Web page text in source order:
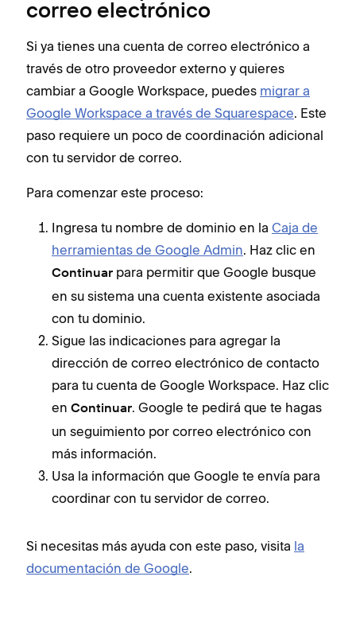
correo electrónico
Si ya tienes una cuenta de correo electrónico a
través de otro proveedor externo y quieres
cambiar a Google Workspace, puedes migrar a
Google Workspace a través de Squarespace. Este
paso requiere un poco de coordinación adicional
con tu servidor de correo.
Para comenzar este proceso:
Ingresa tu nombre de dominio en la Caja de
herramientas de Google Admin. Haz clic en
Continuar para permitir que Google busque
en su sistema una cuenta existente asociada
con tu dominio.
Sigue las indicaciones para agregar la
dirección de correo electrónico de contacto
para tu cuenta de Google Workspace. Haz clic
en Continuar. Google te pedirá que te hagas
un seguimiento por correo electrónico con
más información.
Usa la información que Google te envía para
coordinar con tu servidor de correo.
Si necesitas más ayuda con este paso, visita la
documentación de Google.